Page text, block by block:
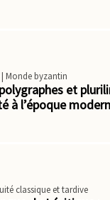
| Monde byzantin
et
à l’époque
classique et tardive